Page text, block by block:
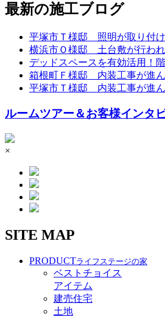
最新の施工ブログ
平塚市Ｔ様邸 照明が取り付
横浜市Ｏ様邸 土台敷が行われ
デッドスペースを有効活用！
箱根町Ｆ様邸 内装工事が進
平塚市Ｔ様邸 内装工事が進
ルームツアー＆お客様インタ
×
SITE MAP
PRODUCTライフステージの家
ベストチョイス
アイテム
建売住宅
土地